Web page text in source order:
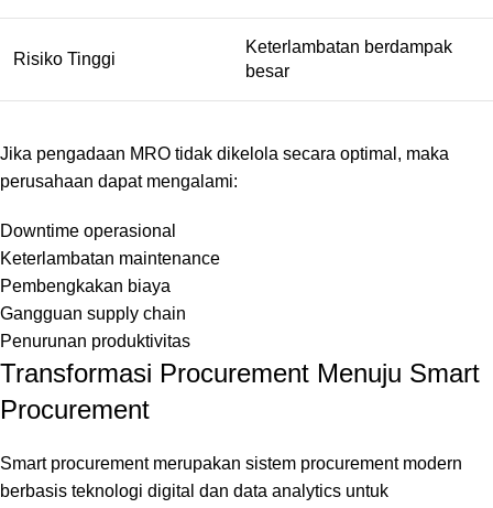
Risiko Tinggi
Keterlambatan berdampak
besar
Jika pengadaan MRO tidak dikelola secara optimal, maka
perusahaan dapat mengalami:
Downtime operasional
Keterlambatan maintenance
Pembengkakan biaya
Gangguan supply chain
Penurunan produktivitas
Transformasi Procurement Menuju Smart
Procurement
Smart procurement merupakan sistem procurement modern
berbasis teknologi digital dan data analytics untuk